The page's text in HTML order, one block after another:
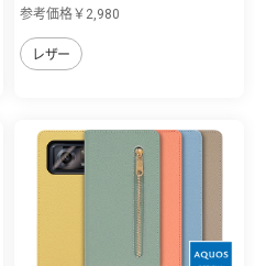
参考価格￥2,980
レザー